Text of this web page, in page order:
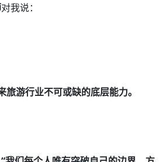
对我说：
游行业不可或缺的底层能力。